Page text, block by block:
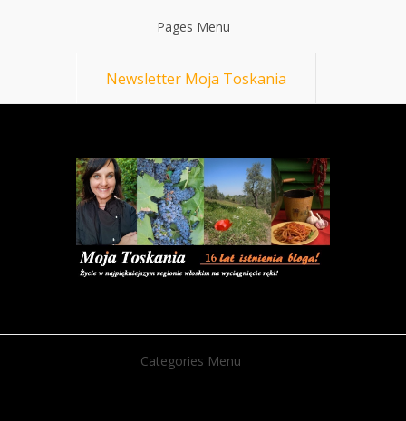
Pages Menu
Newsletter Moja Toskania
Categories Menu